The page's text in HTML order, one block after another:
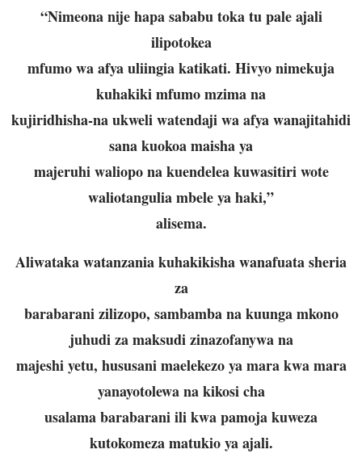
“Nimeona nije hapa sababu toka tu pale ajali
ilipotokea
mfumo wa afya uliingia katikati. Hivyo nimekuja
kuhakiki mfumo mzima na
kujiridhisha-na ukweli watendaji wa afya wanajitahidi
sana kuokoa maisha ya
majeruhi waliopo na kuendelea kuwasitiri wote
waliotangulia mbele ya haki,”
alisema.
Aliwataka watanzania kuhakikisha wanafuata sheria
za
barabarani zilizopo, sambamba na kuunga mkono
juhudi za maksudi zinazofanywa na
majeshi yetu, hususani maelekezo ya mara kwa mara
yanayotolewa na kikosi cha
usalama barabarani ili kwa pamoja kuweza
kutokomeza matukio ya ajali.